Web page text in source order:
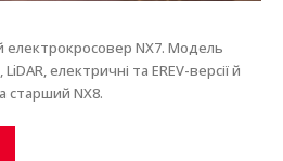
електрокросовер NX7. Модель
електричні та EREV-версії й
NX8.